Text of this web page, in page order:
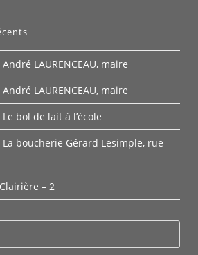
André LAURENCEAU, maire
André LAURENCEAU, maire
Le bol de lait à l’école
La boucherie Gérard Lesimple, rue
– 2